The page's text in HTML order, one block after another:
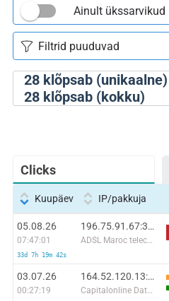
28klõpsab (unikaalne)
28klõpsab (kokku)
Ainult ükssarvikud
Clicks
Kuupäev IP/pakkuja
05.08.26
07:47:01
33d 7h 19m 42s
196.75.91.67:39236
ADSL Maroc telecom
03.07.26
00:27:19
164.52.120.13:17421
Capitalonline Data Service (HK) Co